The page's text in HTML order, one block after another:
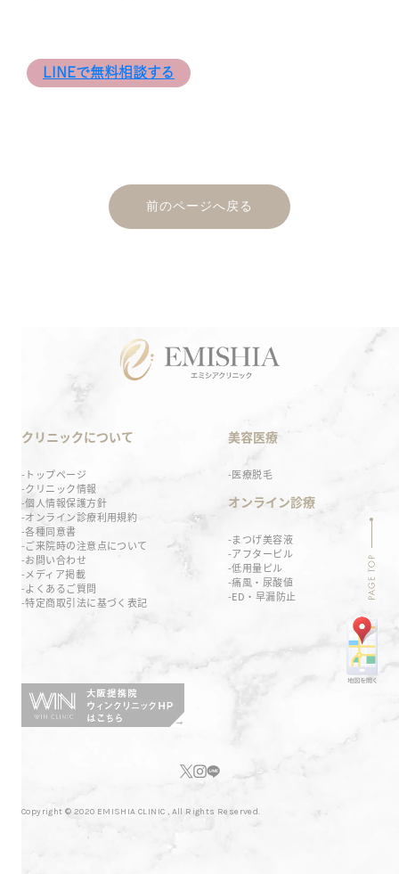
LINEで無料相談する
前のページへ戻る
クリニックについて
トップページ
クリニック情報
個人情報保護方針
オンライン診療利用規約
各種同意書
ご来院時の注意点について
お問い合わせ
メディア掲載
よくあるご質問
特定商取引法に基づく表記
美容医療
医療脱毛
オンライン診療
まつげ美容液
アフターピル
低用量ピル
痛風・尿酸値
ED・早漏防止
Copyright © 2020 EMISHIA CLINIC , All Rights Reserved.